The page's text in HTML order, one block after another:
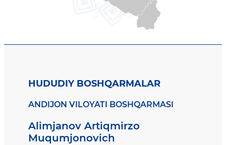
HUDUDIY BOSHQARMALAR
ANDIJON VILOYATI BOSHQARMASI
Alimjanov Artiqmirzo
Muqumjonovich